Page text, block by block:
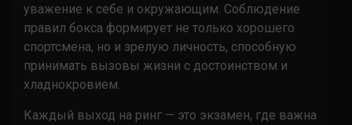
уважение к себе и окружающим. Соблюдение
правил бокса формирует не только хорошего
спортсмена, но и зрелую личность, способную
принимать вызовы жизни с достоинством и
хладнокровием.
Каждый выход на ринг — это экзамен, где важна